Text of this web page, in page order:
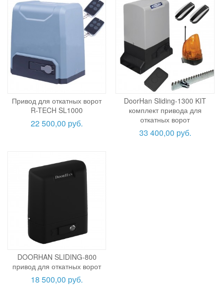
Привод для откатных ворот
R-TECH SL1000
22 500,00 руб.
DoorHan Sliding-1300 KIT
комплект привода для
откатных ворот
33 400,00 руб.
DOORHAN SLIDING-800
привод для откатных ворот
18 500,00 руб.